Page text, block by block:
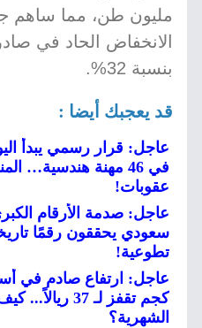
مليون طن، مما ساهم
الانخفاض الحاد في
بنسبة 32%.
قد يعجبك أيضا :
في 46 مهنة هندسية…
عقوبات!
تطوعية!
كجم تقفز لـ 37
الشهرية؟